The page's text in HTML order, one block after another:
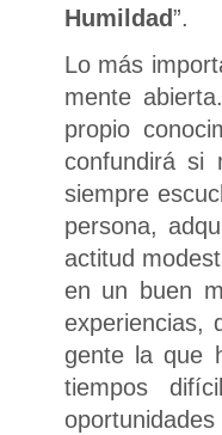
Humildad”.
Lo más
mente
propio
confundirá si
siempre
persona,
actitud
en un buen
experiencias,
gente la que
tiempos